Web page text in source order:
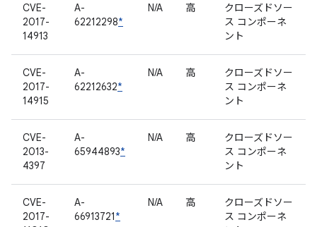
CVE-
2017-
14913
A-
62212298*
N/A 高
クローズドソー
ス コンポーネ
ント
CVE-
2017-
14915
A-
62212632*
N/A 高
クローズドソー
ス コンポーネ
ント
CVE-
2013-
4397
A-
65944893*
N/A 高
クローズドソー
ス コンポーネ
ント
CVE-
2017-
A-
66913721*
N/A 高
クローズドソー
ス コンポーネ